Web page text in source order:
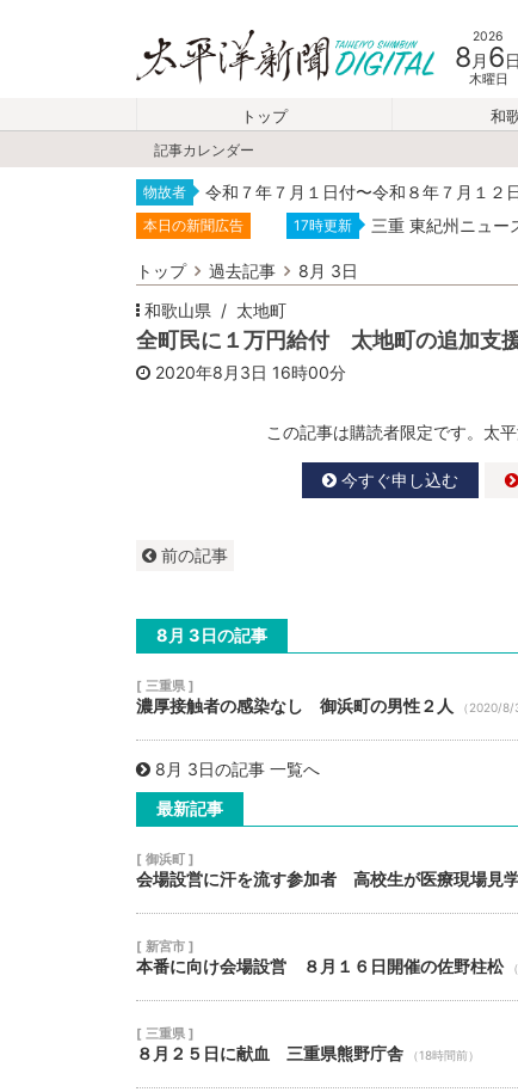
2026
8 月 6日
木曜日
トップ 和
記事カレンダー
物故者 令和７年７月１日付〜令和８年７月１２
本日の新聞広告 17時更新 三重 東紀州ニュー
トップ 過去記事
8月 3日
和歌山県
太地町
全町民に１万円給付 太地町の追加支
2020年8月3日 16時00分
この記事は購読者限定です。太
今すぐ申し込む
前の記事
8月 3日の記事
[ 三重県 ]
濃厚接触者の感染なし 御浜町の男性２人 （2020/8/3
8月 3日の記事 一覧へ
最新記事
[ 御浜町 ]
会場設営に汗を流す参加者 高校生が医療現場見
[ 新宮市 ]
本番に向け会場設営 ８月１６日開催の佐野柱松
[ 三重県 ]
８月２５日に献血 三重県熊野庁舎 （18時間前）